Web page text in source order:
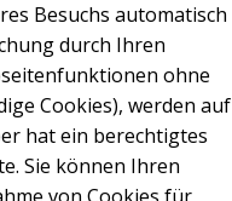
Besuchs automatisch
durch Ihren
ohne
Cookies), werden auf
hat ein berechtigtes
Sie können Ihren